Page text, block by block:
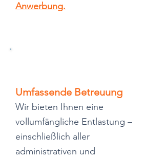
Anwerbung.
Umfassende Betreuung
Wir bieten Ihnen eine
vollumfängliche Entlastung –
einschließlich aller
administrativen und